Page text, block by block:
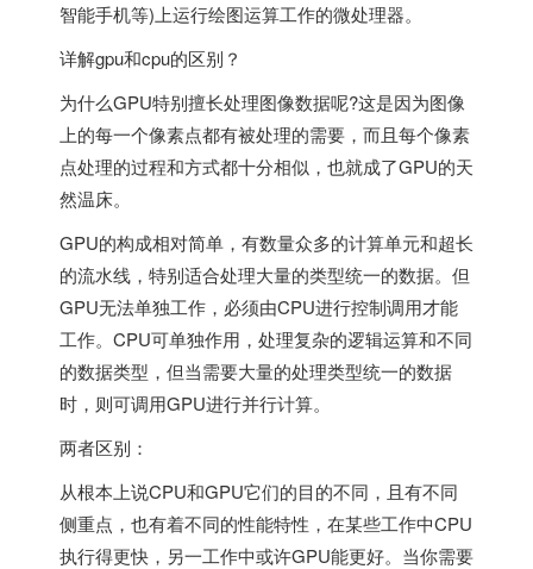
智能手机等)上运行绘图运算工作的微处理器。
详解gpu和cpu的区别？
为什么GPU特别擅长处理图像数据呢?这是因为图像
上的每一个像素点都有被处理的需要，而且每个像素
点处理的过程和方式都十分相似，也就成了GPU的天
然温床。
GPU的构成相对简单，有数量众多的计算单元和超长
的流水线，特别适合处理大量的类型统一的数据。但
GPU无法单独工作，必须由CPU进行控制调用才能
工作。CPU可单独作用，处理复杂的逻辑运算和不同
的数据类型，但当需要大量的处理类型统一的数据
时，则可调用GPU进行并行计算。
两者区别：
从根本上说CPU和GPU它们的目的不同，且有不同
侧重点，也有着不同的性能特性，在某些工作中CPU
执行得更快，另一工作中或许GPU能更好。当你需要